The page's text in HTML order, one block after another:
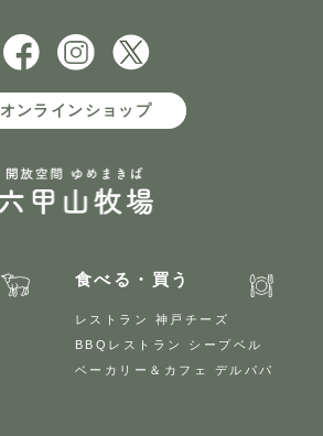
オンラインショップ
食べる・買う
レストラン 神戸チーズ
BBQレストラン シープベル
ベーカリー＆カフェ デルパパ